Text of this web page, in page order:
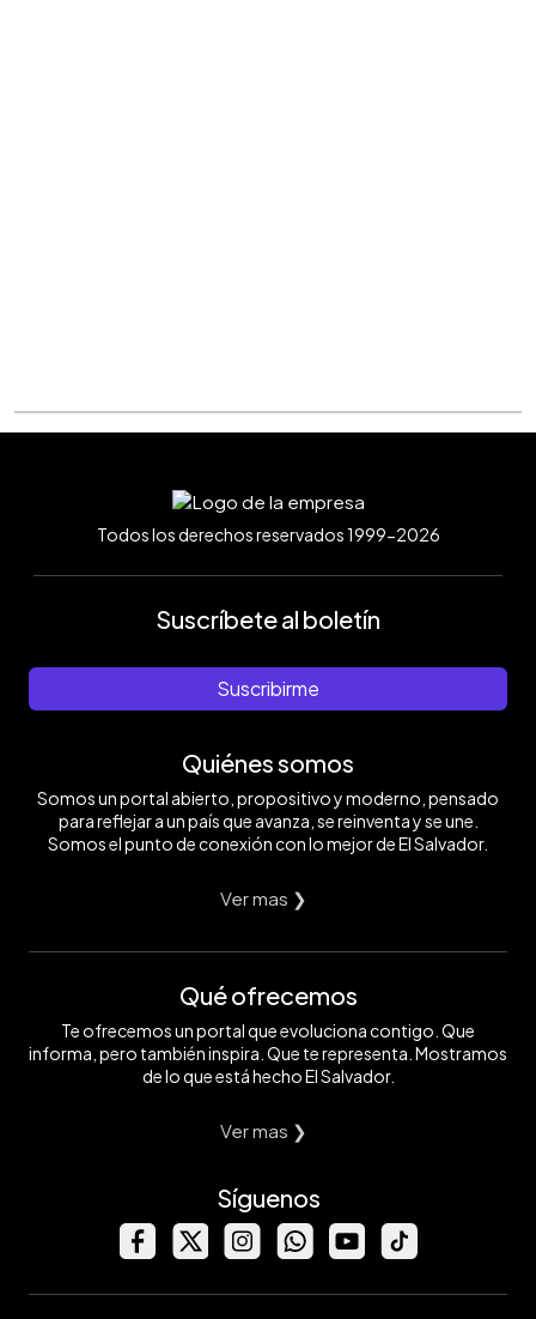
Todos los derechos reservados 1999-2026
Suscríbete al boletín
Suscribirme
Quiénes somos
Somos un portal abierto, propositivo y moderno, pensado
para reflejar a un país que avanza, se reinventa y se une.
Somos el punto de conexión con lo mejor de El Salvador.
Ver mas ❯
Qué ofrecemos
Te ofrecemos un portal que evoluciona contigo. Que
informa, pero también inspira. Que te representa. Mostramos
de lo que está hecho El Salvador.
Ver mas ❯
Síguenos